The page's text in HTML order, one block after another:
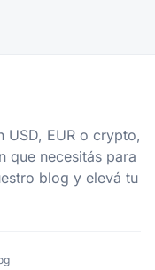
USD, EUR o crypto,
que necesitás para
blog y elevá tu